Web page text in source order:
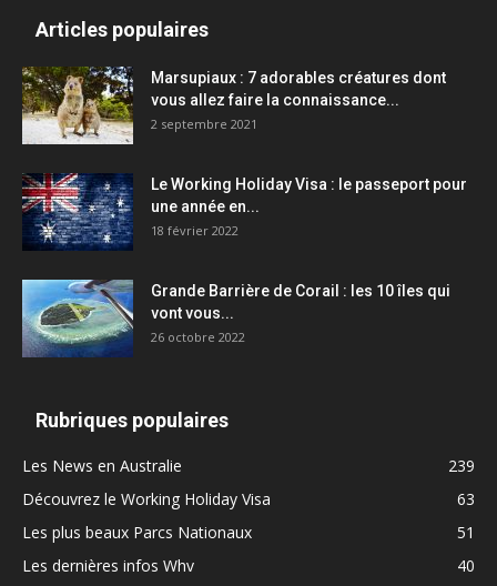
Articles populaires
Marsupiaux : 7 adorables créatures dont
vous allez faire la connaissance...
2 septembre 2021
Le Working Holiday Visa : le passeport pour
une année en...
18 février 2022
Grande Barrière de Corail : les 10 îles qui
vont vous...
26 octobre 2022
Rubriques populaires
Les News en Australie
239
Découvrez le Working Holiday Visa
63
Les plus beaux Parcs Nationaux
51
Les dernières infos Whv
40